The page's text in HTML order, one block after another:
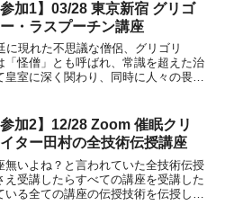
参加1】03/28 東京新宿 グリゴ
・ラスプーチン講座
現れた不思議な僧侶、グリゴリ
「怪僧」とも呼ばれ、常識を超えた治
室に深く関わり、同時に人々の畏怖
参加2】12/28 Zoom 催眠クリ
ター田村の全技術伝授講座
無いよね？と言われていた全技術伝授
受講したらすべての講座を受講した
る全ての講座の伝授技術を伝授しま